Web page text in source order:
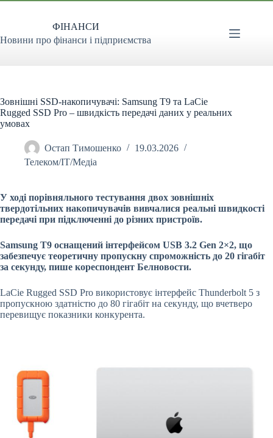
Перейти
ФІНАНСИ
Новини про фінанси і підприємства
Зовнішні SSD-накопичувачі: Samsung T9 та LaCie
Rugged SSD Pro – швидкість передачі даних у реальних
умовах
Остап Тимошенко
19.03.2026
Телеком/ІТ/Медіа
У ході порівняльного тестування двох зовнішніх
твердотільних накопичувачів вивчалися реальні швидкості
передачі при підключенні до різних пристроїв.
Samsung T9 оснащений інтерфейсом USB 3.2 Gen 2×2, що
забезпечує теоретичну пропускну спроможність до 20 гігабіт
за секунду, пише кореспондент Белновости.
LaCie Rugged SSD Pro використовує інтерфейс Thunderbolt 5 з
пропускною здатністю до 80 гігабіт на секунду, що вчетверо
перевищує показники конкурента.